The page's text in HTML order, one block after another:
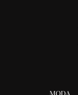
MODA